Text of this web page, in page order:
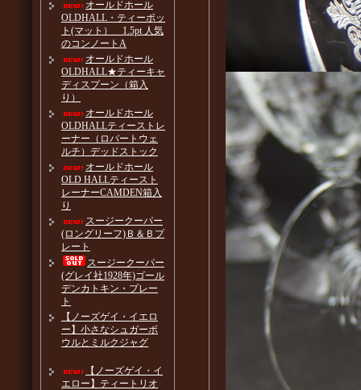
オールドホール
OLDHALL・ティーポッ
ト(マット） 1.5pt 人気
のコンノートA
オールドホール
OLDHALL★ティーキャ
ディスプーン（箱入
り）
オールドホール
OLDHALLティーストレ
ーナー（ロバートウェ
ルチ）デッドストック
オールドホール
OLD HALLティースト
レーナーCAMDEN箱入
り
スージークーパー
(ロングリーフ)Ｂ＆Ｂプ
レート
スージークーパー
(グレイ社1928年)ゴール
デンカトキン・プレー
ト
【ノーズゲイ・イエロ
ー】小さなシュガーボ
ウルとミルクジャグ
【ノーズゲイ・イ
エロー】ティートリオ